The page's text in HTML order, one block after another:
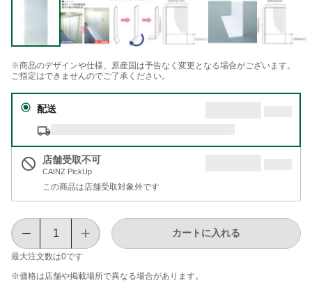
※商品のデザインや仕様、原産国は予告なく変更となる場合がございます。
ご指定はできませんのでご了承ください。
配送
店舗受取不可
CAINZ PickUp
この商品は店舗受取対象外です
最大注文数は0です
カートに入れる
※価格は​店舗や​掲載場所で​異なる​場合が​あります。